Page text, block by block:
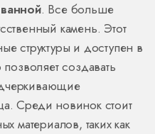
. Все больше
камень. Этот
структуры и доступен в
создавать
Среди новинок стоит
материалов, таких как